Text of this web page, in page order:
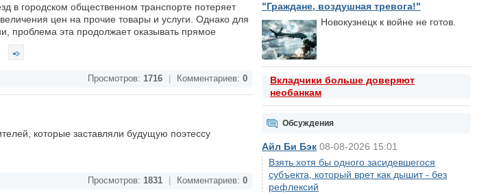
"Граждане, воздушная тревога!"
Новокузнецк к войне не готов.
Вкладчики больше доверяют
необанкам
Обсуждения
Айл Би Бэк 08-08-2026 15:01
Взять хотя бы одного засидевшегося
субъекта, который врет как дышит - без
рефлексий
в городском общественном транспорте потеряет
цен на прочие товары и услуги. Однако для
проблема эта продолжает оказывать прямое
Просмотров: 1716 Комментариев: 0
которые заставляли будущую поэтессу
Просмотров: 1831 Комментариев: 0